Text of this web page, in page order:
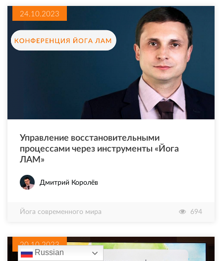
Управление восстановительными
процессами через инструменты «Йога
ЛАМ»
Дмитрий Королёв
Йога современного мира 694
24.10.2023
20.10.2023
Russian